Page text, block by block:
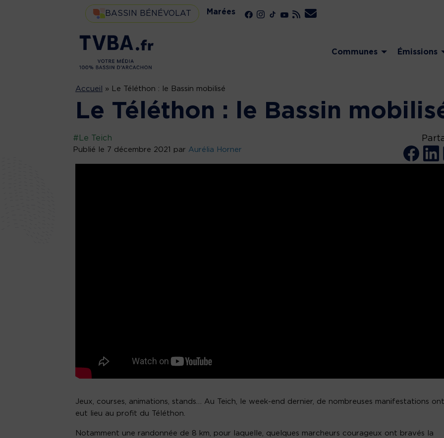
BASSIN BÉNÉVOLAT Marées
Communes Émissions
Accueil » Le Téléthon : le Bassin mobilisé
Le Téléthon : le Bassin
#Le Teich
Publié le 7 décembre 2021 par Aurélia Horner
Jeux, courses, animations, stands… Au Teich, le week-end dernier, de nombreuses manifestations ont
eut lieu au profit du Téléthon.
Notamment une randonnée de 8 km, pour laquelle, quelques marcheurs courageux ont bravés la